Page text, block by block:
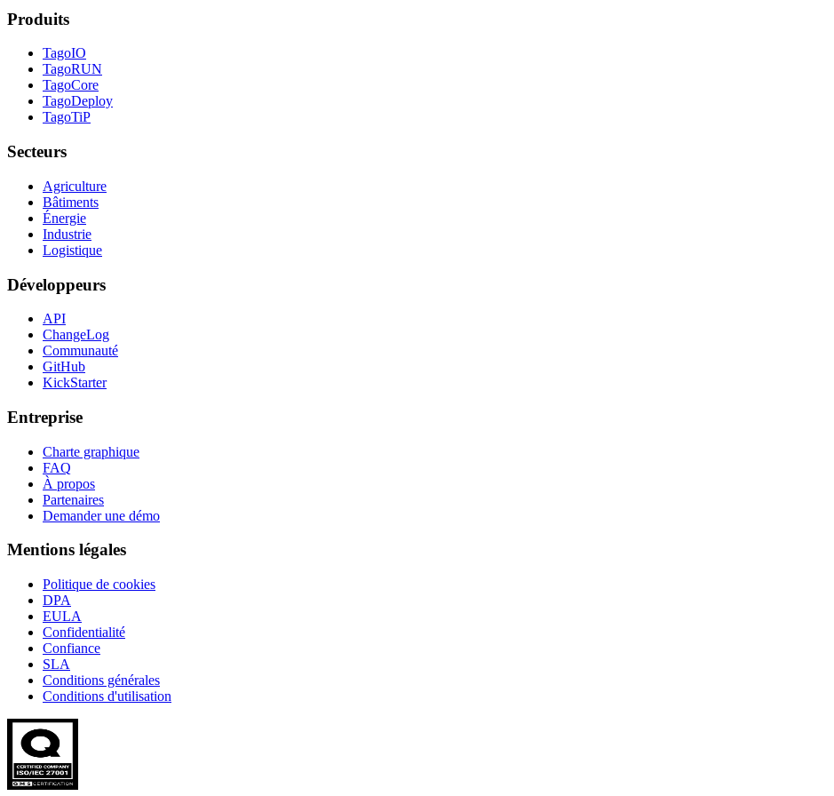
Produits
TagoIO
TagoRUN
TagoCore
TagoDeploy
TagoTiP
Secteurs
Agriculture
Bâtiments
Énergie
Industrie
Logistique
Développeurs
API
ChangeLog
Communauté
GitHub
KickStarter
Entreprise
Charte graphique
FAQ
À propos
Partenaires
Demander une démo
Mentions légales
Politique de cookies
DPA
EULA
Confidentialité
Confiance
SLA
Conditions générales
Conditions d'utilisation